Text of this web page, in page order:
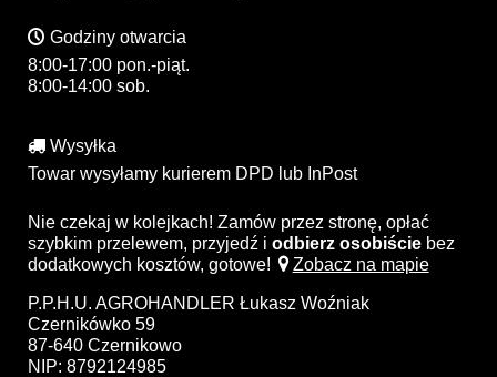
Godziny otwarcia
8:00-17:00 pon.-piąt.
8:00-14:00 sob.
Wysyłka
Towar wysyłamy kurierem DPD lub InPost
Nie czekaj w kolejkach! Zamów przez stronę, opłać
szybkim przelewem, przyjedź i odbierz osobiście bez
dodatkowych kosztów, gotowe!
Zobacz na mapie
P.P.H.U. AGROHANDLER Łukasz Woźniak
Czernikówko 59
87-640 Czernikowo
NIP: 8792124985